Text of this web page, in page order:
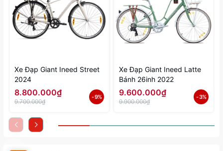
Xe Đạp Giant Ineed Street
2024
8.800.000₫
9.700.000₫
- 9%
Xe Đạp Giant Ineed Latte
Bánh 26inh 2022
9.600.000₫
9.900.000₫
- 3%